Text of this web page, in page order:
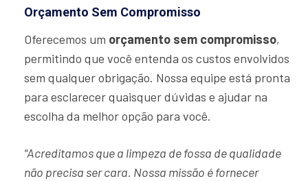
Orçamento Sem Compromisso
Oferecemos um orçamento sem compromisso,
permitindo que você entenda os custos envolvidos
sem qualquer obrigação. Nossa equipe está pronta
para esclarecer quaisquer dúvidas e ajudar na
escolha da melhor opção para você.
"Acreditamos que a limpeza de fossa de qualidade
não precisa ser cara. Nossa missão é fornecer